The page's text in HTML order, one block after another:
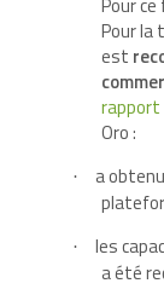
Pour
Pour la
est
rapport
Oro :
·
a
·
les
a été